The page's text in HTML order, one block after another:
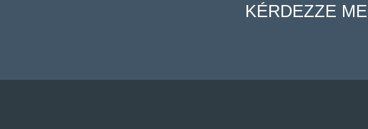
KÉRDEZZE